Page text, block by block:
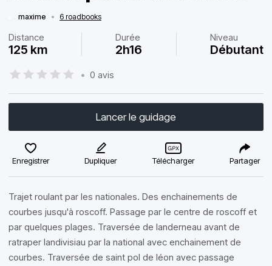
maxime • 6 roadbooks
Distance
125 km
Durée
2h16
Niveau
Débutant
• 0 avis
Lancer le guidage
Enregistrer Dupliquer Télécharger Partager
Trajet roulant par les nationales. Des enchainements de
courbes jusqu'à roscoff. Passage par le centre de roscoff et
par quelques plages. Traversée de landerneau avant de
ratraper landivisiau par la national avec enchainement de
courbes. Traversée de saint pol de léon avec passage